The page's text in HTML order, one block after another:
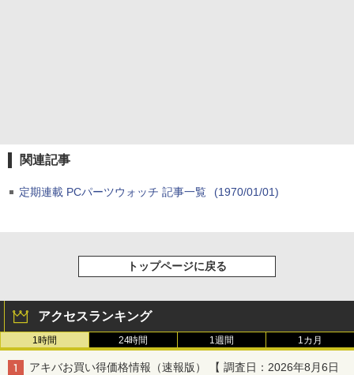
関連記事
定期連載 PCパーツウォッチ 記事一覧 (1970/01/01)
トップページに戻る
アクセスランキング
1時間 24時間 1週間 1カ月
アキバお買い得価格情報（速報版） 【 調査日：2026年8月6日